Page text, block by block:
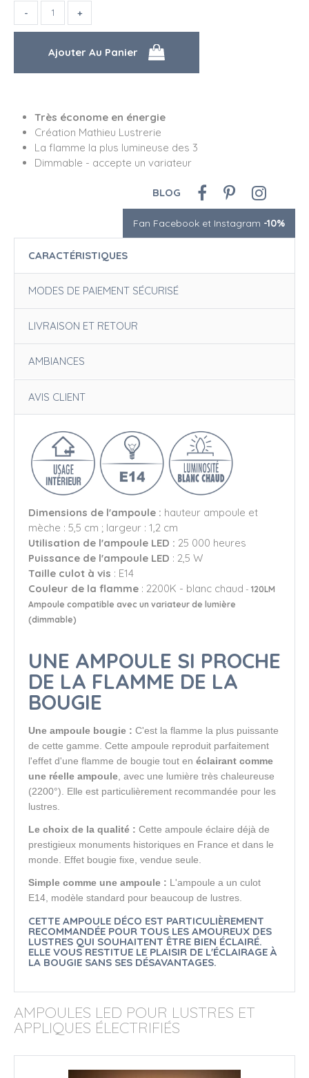
Très économe en énergie
Création Mathieu Lustrerie
La flamme la plus lumineuse des 3
Dimmable - accepte un variateur
BLOG
Fan Facebook et Instagram -10%
CARACTÉRISTIQUES
MODES DE PAIEMENT SÉCURISÉ
LIVRAISON ET RETOUR
AMBIANCES
AVIS CLIENT
Dimensions de l'ampoule : hauteur ampoule et
mèche : 5,5 cm ; largeur : 1,2 cm
Utilisation de l'ampoule LED : 25 000 heures
Puissance de l'ampoule LED : 2,5 W
Taille culot à vis : E14
Couleur de la flamme : 2200K - blanc chaud - 120LM
Ampoule compatible avec un variateur de lumière
(dimmable)
UNE AMPOULE SI PROCHE
DE LA FLAMME DE LA
BOUGIE
Une ampoule bougie : C'est la flamme la plus puissante
de cette gamme. Cette ampoule reproduit parfaitement
l'effet d'une flamme de bougie tout en éclairant comme
une réelle ampoule , avec une lumière très chaleureuse
(2200°). Elle est particulièrement recommandée pour les
lustres.
Le choix de la qualité : Cette ampoule éclaire déjà de
prestigieux monuments historiques en France et dans le
monde. Effet bougie fixe, vendue seule.
Simple comme une ampoule : L'ampoule a un culot
E14, modèle standard pour beaucoup de lustres.
CETTE AMPOULE DÉCO EST PARTICULIÈREMENT
RECOMMANDÉE POUR TOUS LES AMOUREUX DES
LUSTRES QUI SOUHAITENT ÊTRE BIEN ÉCLAIRÉ.
ELLE VOUS RESTITUE LE PLAISIR DE L'ÉCLAIRAGE À
LA BOUGIE SANS SES DÉSAVANTAGES.
AMPOULES LED POUR LUSTRES ET
APPLIQUES ÉLECTRIFIÉS